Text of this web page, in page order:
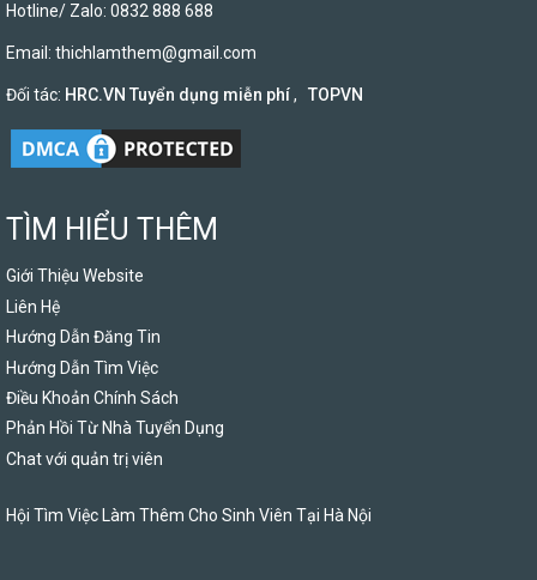
Hotline/ Zalo: 0832 888 688
Email: thichlamthem@gmail.com
Đối tác: HRC.VN Tuyển dụng miễn phí, TOPVN
TÌM HIỂU THÊM
Giới Thiệu Website
Liên Hệ
Hướng Dẫn Đăng Tin
Hướng Dẫn Tìm Việc
Điều Khoản Chính Sách
Phản Hồi Từ Nhà Tuyển Dụng
Chat với quản trị viên
Hội Tìm Việc Làm Thêm Cho Sinh Viên Tại Hà Nội